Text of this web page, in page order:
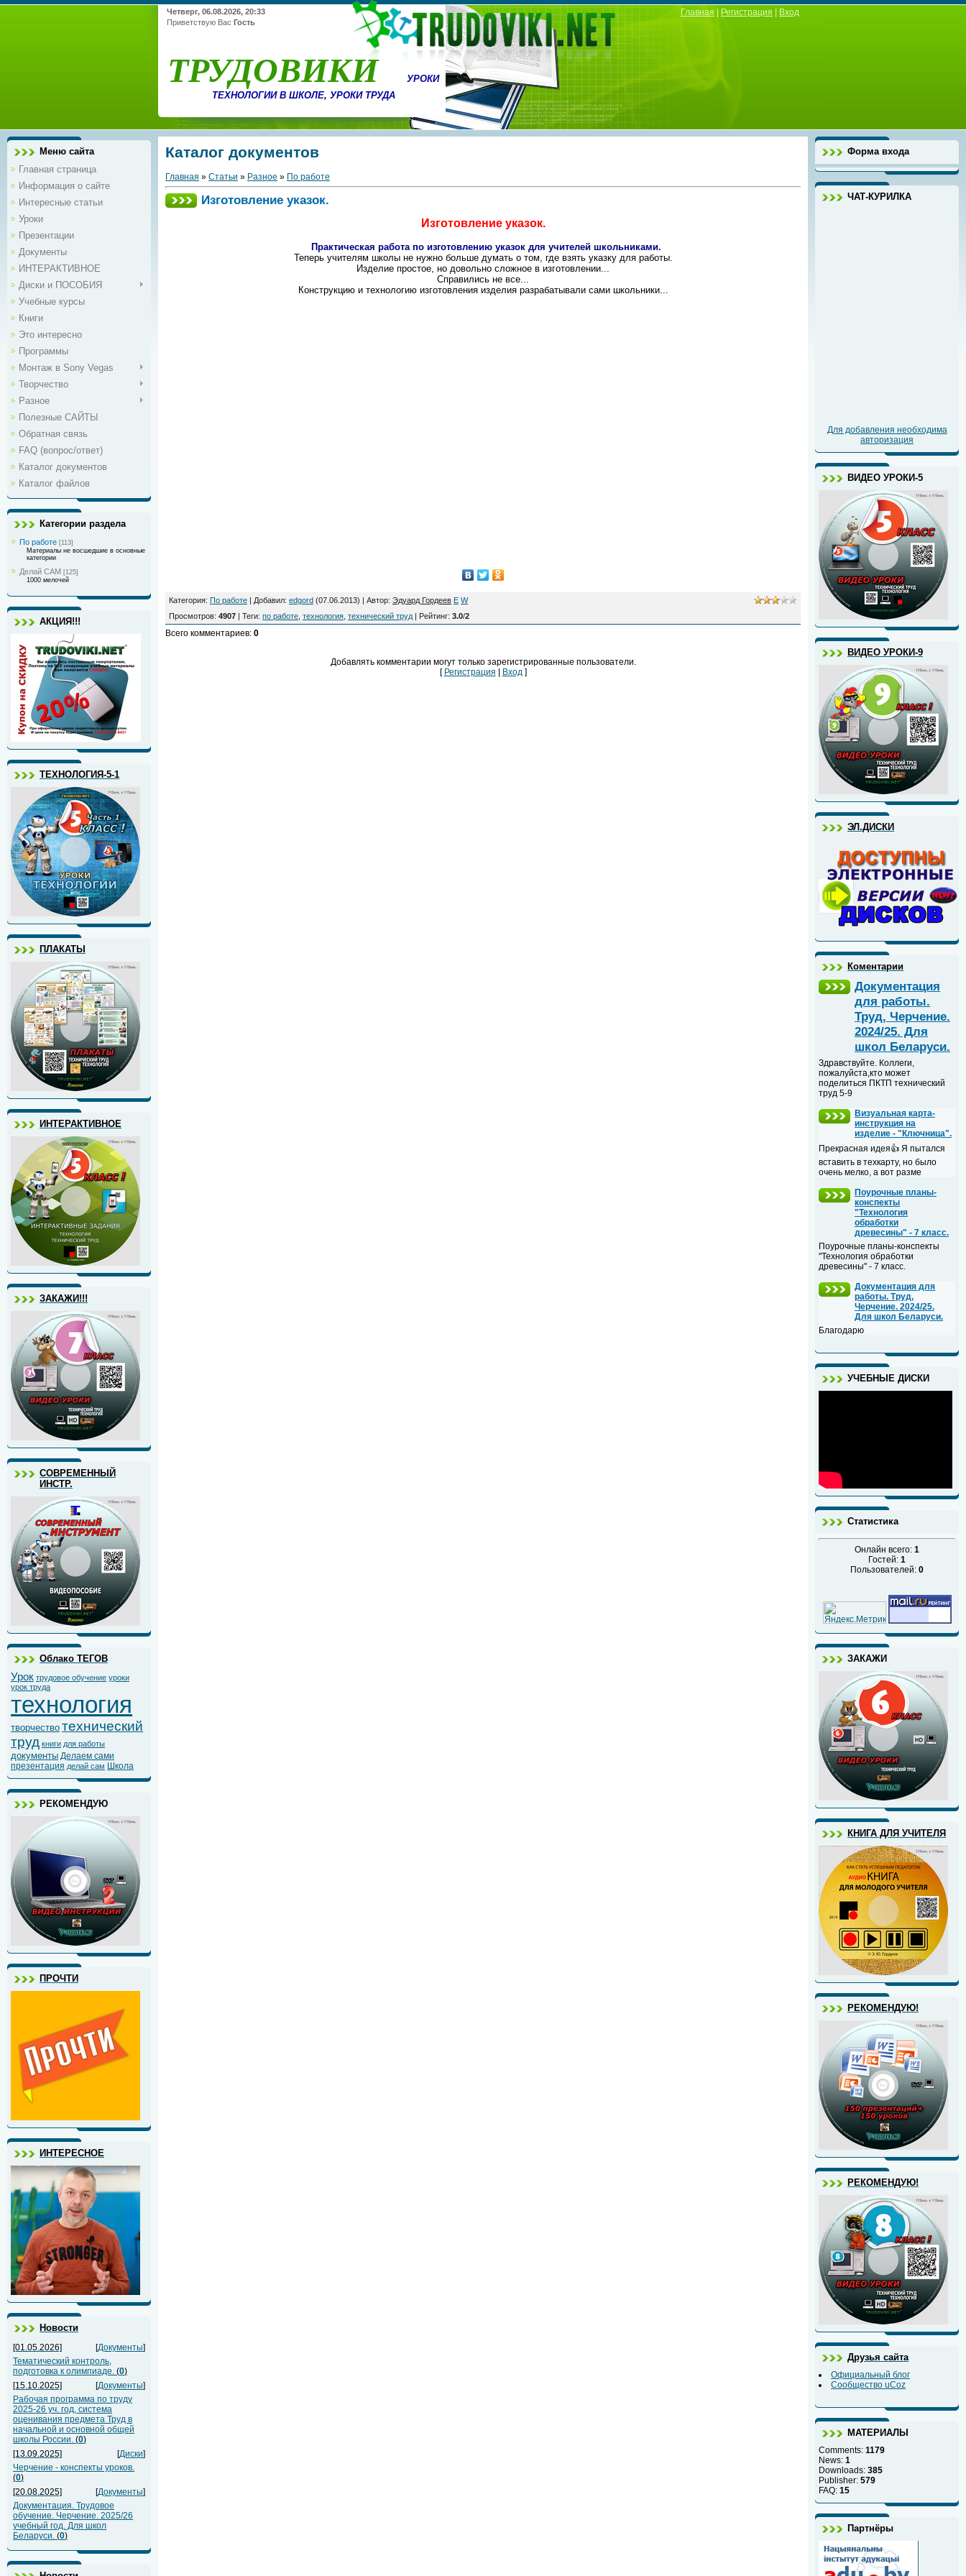
Четверг, 06.08.2026, 20:33
Приветствую Вас Гость
ТРУДОВИКИ
УРОКИ
ТЕХНОЛОГИИ В ШКОЛЕ, УРОКИ ТРУДА
Главная Регистрация Вход
Меню сайта
Главная страница
Информация о сайте
Интересные статьи
Уроки
Презентации
Документы
ИНТЕРАКТИВНОЕ
Диски и ПОСОБИЯ
Учебные курсы
Книги
Это интересно
Программы
Монтаж в Sony Vegas
Творчество
Разное
Полезные САЙТЫ
Обратная связь
FAQ (вопрос/ответ)
Каталог документов
Каталог файлов
Категории раздела
По работе [113]
Материалы не восшедшие в основные
категории
Делай САМ [125]
1000 мелочей
АКЦИЯ!!!
ТЕХНОЛОГИЯ-5-1
ПЛАКАТЫ
ИНТЕРАКТИВНОЕ
ЗАКАЖИ!!!
СОВРЕМЕННЫЙ
ИНСТР.
Облако ТЕГОВ
Урок трудовое обучение уроки
урок труда
технология
творчество технический
труд книги для работы
документы Делаем сами
презентация делай сам Школа
РЕКОМЕНДУЮ
ПРОЧТИ
ИНТЕРЕСНОЕ
Новости
[01.05.2026] [Документы]
Тематический контроль,
подготовка к олимпиаде. (0)
[15.10.2025]
[Документы]
Рабочая программа по труду
2025-26 уч. год, система
оценивания предмета Труд в
начальной и основной общей
школы России. (0)
[13.09.2025]
[Диски]
Черчение - конспекты уроков.
(0)
[20.08.2025]
[Документы]
Документация. Трудовое
обучение. Черчение. 2025/26
учебный год. Для школ
Беларуси. (0)
Каталог документов
Главная » Статьи » Разное » По работе
Изготовление указок.
Изготовление указок.
Практическая работа по изготовлению указок для учителей школьниками.
Теперь учителям школы не нужно больше думать о том, где взять указку для работы.
Изделие простое, но довольно сложное в изготовлении...
Справились не все...
Конструкцию и технологию изготовления изделия разрабатывали сами школьники...
Категория: По работе Добавил: edgord (07.06.2013) | Автор: Эдуард Гордеев E W
Просмотров: 4907 Теги: по работе технология технический труд Рейтинг: 3.0/2
Всего комментариев: 0
Добавлять комментарии могут только зарегистрированные пользователи.
[ Регистрация Вход]
Форма входа
ЧАТ-КУРИЛКА
Для добавления необходима
авторизация
ВИДЕО УРОКИ-5
ВИДЕО УРОКИ-9
ЭЛ.ДИСКИ
Коментарии
Документация
для работы.
Труд, Черчение.
2024/25. Для
школ Беларуси.
Здравствуйте. Коллеги,
пожалуйста,кто может
поделиться ПКТП технический
труд 5-9
Визуальная карта-
инструкция на
изделие - "Ключница".
Прекрасная идея👍 Я пытался
вставить в техкарту, но было
очень мелко, а вот разме
Поурочные планы-
конспекты
"Технология
обработки
древесины" - 7 класс.
Поурочные планы-конспекты
"Технология обработки
древесины" - 7 класс.
Документация для
работы. Труд,
Черчение. 2024/25.
Для школ Беларуси.
Благодарю
УЧЕБНЫЕ ДИСКИ
Статистика
Онлайн всего: 1
Гостей: 1
Пользователей: 0
ЗАКАЖИ
КНИГА ДЛЯ УЧИТЕЛЯ
РЕКОМЕНДУЮ!
РЕКОМЕНДУЮ!
Друзья сайта
Официальный блог
Сообщество uCoz
МАТЕРИАЛЫ
Comments: 1179
News: 1
Downloads: 385
Publisher: 579
FAQ: 15
Партнёры